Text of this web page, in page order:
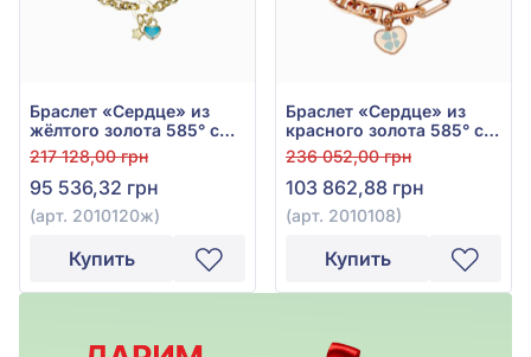
Браслет «Сердце» из
жёлтого золота 585° с
фианитом/
куб.цирконием, бирюзой
и эмалью, арт. 2010120ж
217 128,00 грн
95 536,32 грн
(арт. 2010120ж)
Купить
Браслет «Сердце» из
красного золота 585° с
бирюзовой эмалью, арт.
2010108
236 052,00 грн
103 862,88 грн
(арт. 2010108)
Купить